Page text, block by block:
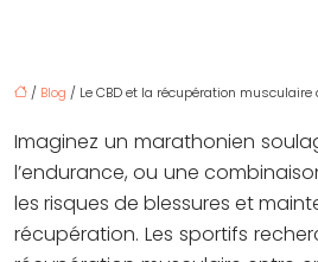
/ Blog / Le CBD et la récupération
Imaginez un marathonien
l’endurance, ou une
les risques de blessures et
récupération. Les sportifs